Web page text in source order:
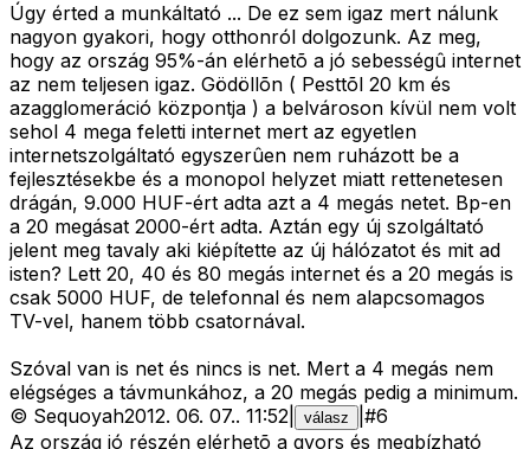
Úgy érted a munkáltató ... De ez sem igaz mert nálunk
nagyon gyakori, hogy otthonról dolgozunk. Az meg,
hogy az ország 95%-án elérhetõ a jó sebességû internet
az nem teljesen igaz. Gödöllõn ( Pesttõl 20 km és
azagglomeráció központja ) a belvároson kívül nem volt
sehol 4 mega feletti internet mert az egyetlen
internetszolgáltató egyszerûen nem ruházott be a
fejlesztésekbe és a monopol helyzet miatt rettenetesen
drágán, 9.000 HUF-ért adta azt a 4 megás netet. Bp-en
a 20 megásat 2000-ért adta. Aztán egy új szolgáltató
jelent meg tavaly aki kiépítette az új hálózatot és mit ad
isten? Lett 20, 40 és 80 megás internet és a 20 megás is
csak 5000 HUF, de telefonnal és nem alapcsomagos
TV-vel, hanem több csatornával.
Szóval van is net és nincs is net. Mert a 4 megás nem
elégséges a távmunkához, a 20 megás pedig a minimum.
© Sequoyah2012. 06. 07.. 11:52 válasz #6
Az ország jó részén elérhetõ a gyors és megbízható